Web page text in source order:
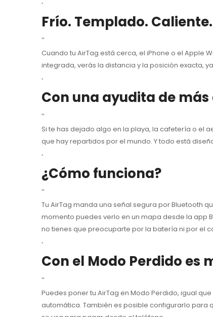
'
Frío. Templado.
''
Cuando tu AirTag está cerca, el iPhone o el Apple
integrada, verás la distancia y la posición exacta,
'
Con una ayudita de
''
Si te has dejado algo en la playa, la cafetería o el
que hay repartidos por el mundo. Y todo está
'
¿Cómo funciona?
''
Tu AirTag manda una señal segura por Bluetooth
momento puedes verlo en un mapa desde la app
no tienes que preocuparte por la batería ni por el
'
Con el Modo Perdido es
''
Puedes poner tu AirTag en Modo Perdido, igual
automática. También es posible configurarlo para